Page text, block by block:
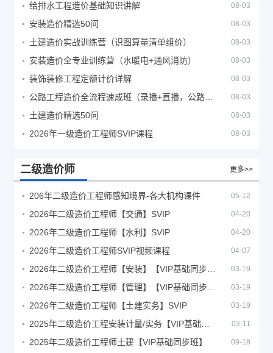
给排水工程造价基础知识讲解 08-03
安装造价精选50问 08-03
土建造价实战训练营（识图算量清单组价） 08-03
安装造价全专业训练营（水暖电+通风消防） 08-03
装饰装修工程定额计价详解 08-03
08-03
土建造价精选50问 08-03
2026年一级造价工程师SVIP课程 08-03
二级造价师 更多>>
206年二级造价工程师感知境界-各大机构课件 05-12
2026年二级造价工程师【交通】SVIP 04-20
2026年二级造价工程师【水利】SVIP 04-20
2026年二级造价工程师SVIP视频课程 04-07
03-19
03-19
2026年二级造价工程师【土建实务】SVIP 03-19
03-11
2025年二级造价工程师土建【VIP基础同步班】 09-18